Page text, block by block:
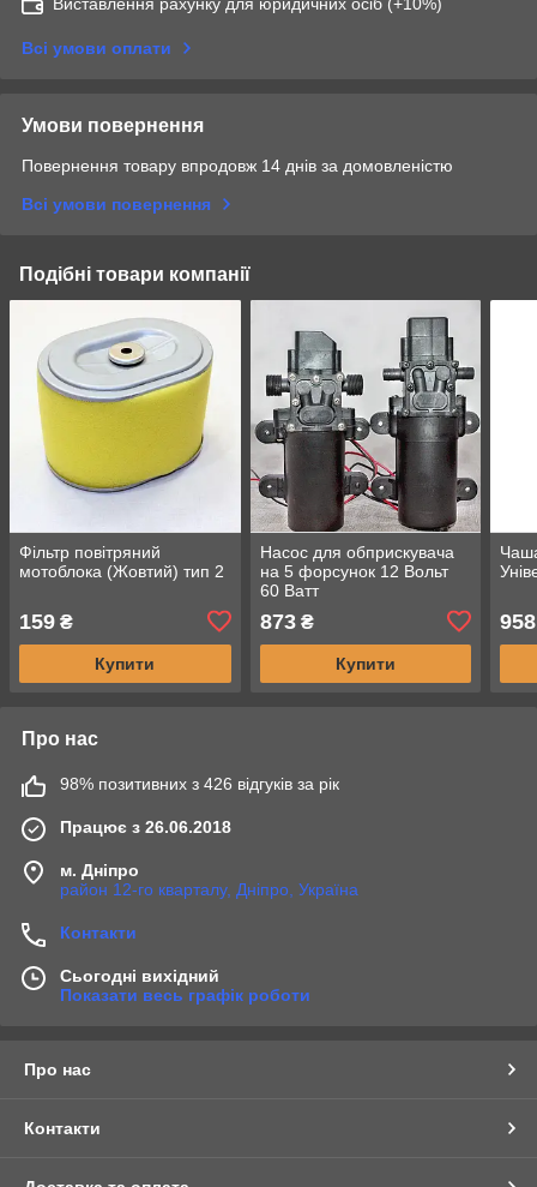
Виставлення рахунку для юридичних осіб (+10%)
Всі умови оплати
Умови повернення
Повернення товару впродовж 14 днів за домовленістю
Всі умови повернення
Подібні товари компанії
Фільтр повітряний
мотоблока (Жовтий) тип 2
159 ₴
Купити
Насос для обприскувача
на 5 форсунок 12 Вольт
60 Ватт
873₴
Купити
958
Про нас
98% позитивних з 426 відгуків за рік
Працює з 26.06.2018
м. Дніпро
район 12-го кварталу, Дніпро, Україна
Контакти
Сьогодні вихідний
Показати весь графік роботи
Про нас
Контакти